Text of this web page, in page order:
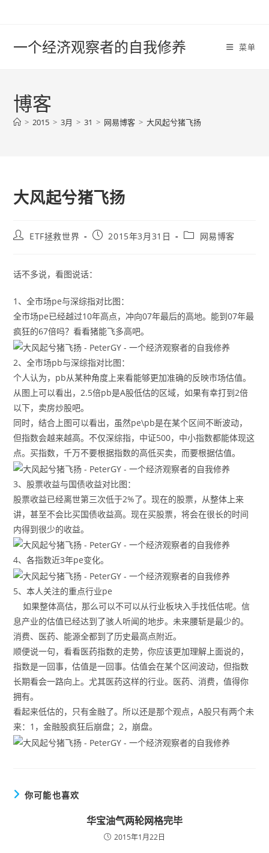
一个经济观察者的自我修养 菜单
博客
> 2015 > 3月 > 31 > 网易博客 > 大风起兮猪飞扬
大风起兮猪飞扬
PostETF拯救世界
Post2015年3月31日
Post网易博客
话不多说，看图说话：
1、全市场pe与深综指对比图：
全市场pe已经越过10年高点，冲向07年最后的高地。能到07年最
疯狂的67倍吗？看看猪能飞多高吧。
2、全市场pb与深综指对比图：
个人认为，pb从某种角度上来看能够更加准确的反映市场估值。
从图上可以看出，2.5倍pb是A股低估的区域，如果有幸打到2倍
以下，卖房炒股吧。
同时，结合上图可以看出，虽然pe\pb是在某个区间不断波动，
但指数会越来越高。不仅深综指，中证500，中小指数都能体现这
点。买指数，千万不要根据指数的高低买卖，而要根据估值。
3、股票收益与国债收益对比图：
股票收益已经离世第三次低于2%了。现在的股票，从整体上来
讲，甚至不会比买国债收益高。现在买股票，将会在很长的时间
内得到很少的收益。
4、各指数近3年pe变化。
5、本人关注的重点行业pe
如果整体高估，那么可以不可以从行业板块入手找低估呢。信
息产业的估值已经达到了骇人听闻的地步。未来腰斩是最少的。
消费、医药、能源全都到了历史最高点附近。
顺便说一句，看看医药指数的走势，你应该更加理解上面说的，
指数是一回事，估值是一回事。估值会在某个区间波动，但指数
长期看会一路向上。尤其医药这样的行业。医药、消费，值得你
拥有。
看起来低估的，只有金融了。所以还是那个观点，A股只有两个未
来：1，金融股疯狂后崩盘；2，崩盘。
你可能也喜欢
华宝油气两轮网格完毕
2015年1月22日